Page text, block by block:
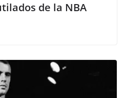
de la NBA